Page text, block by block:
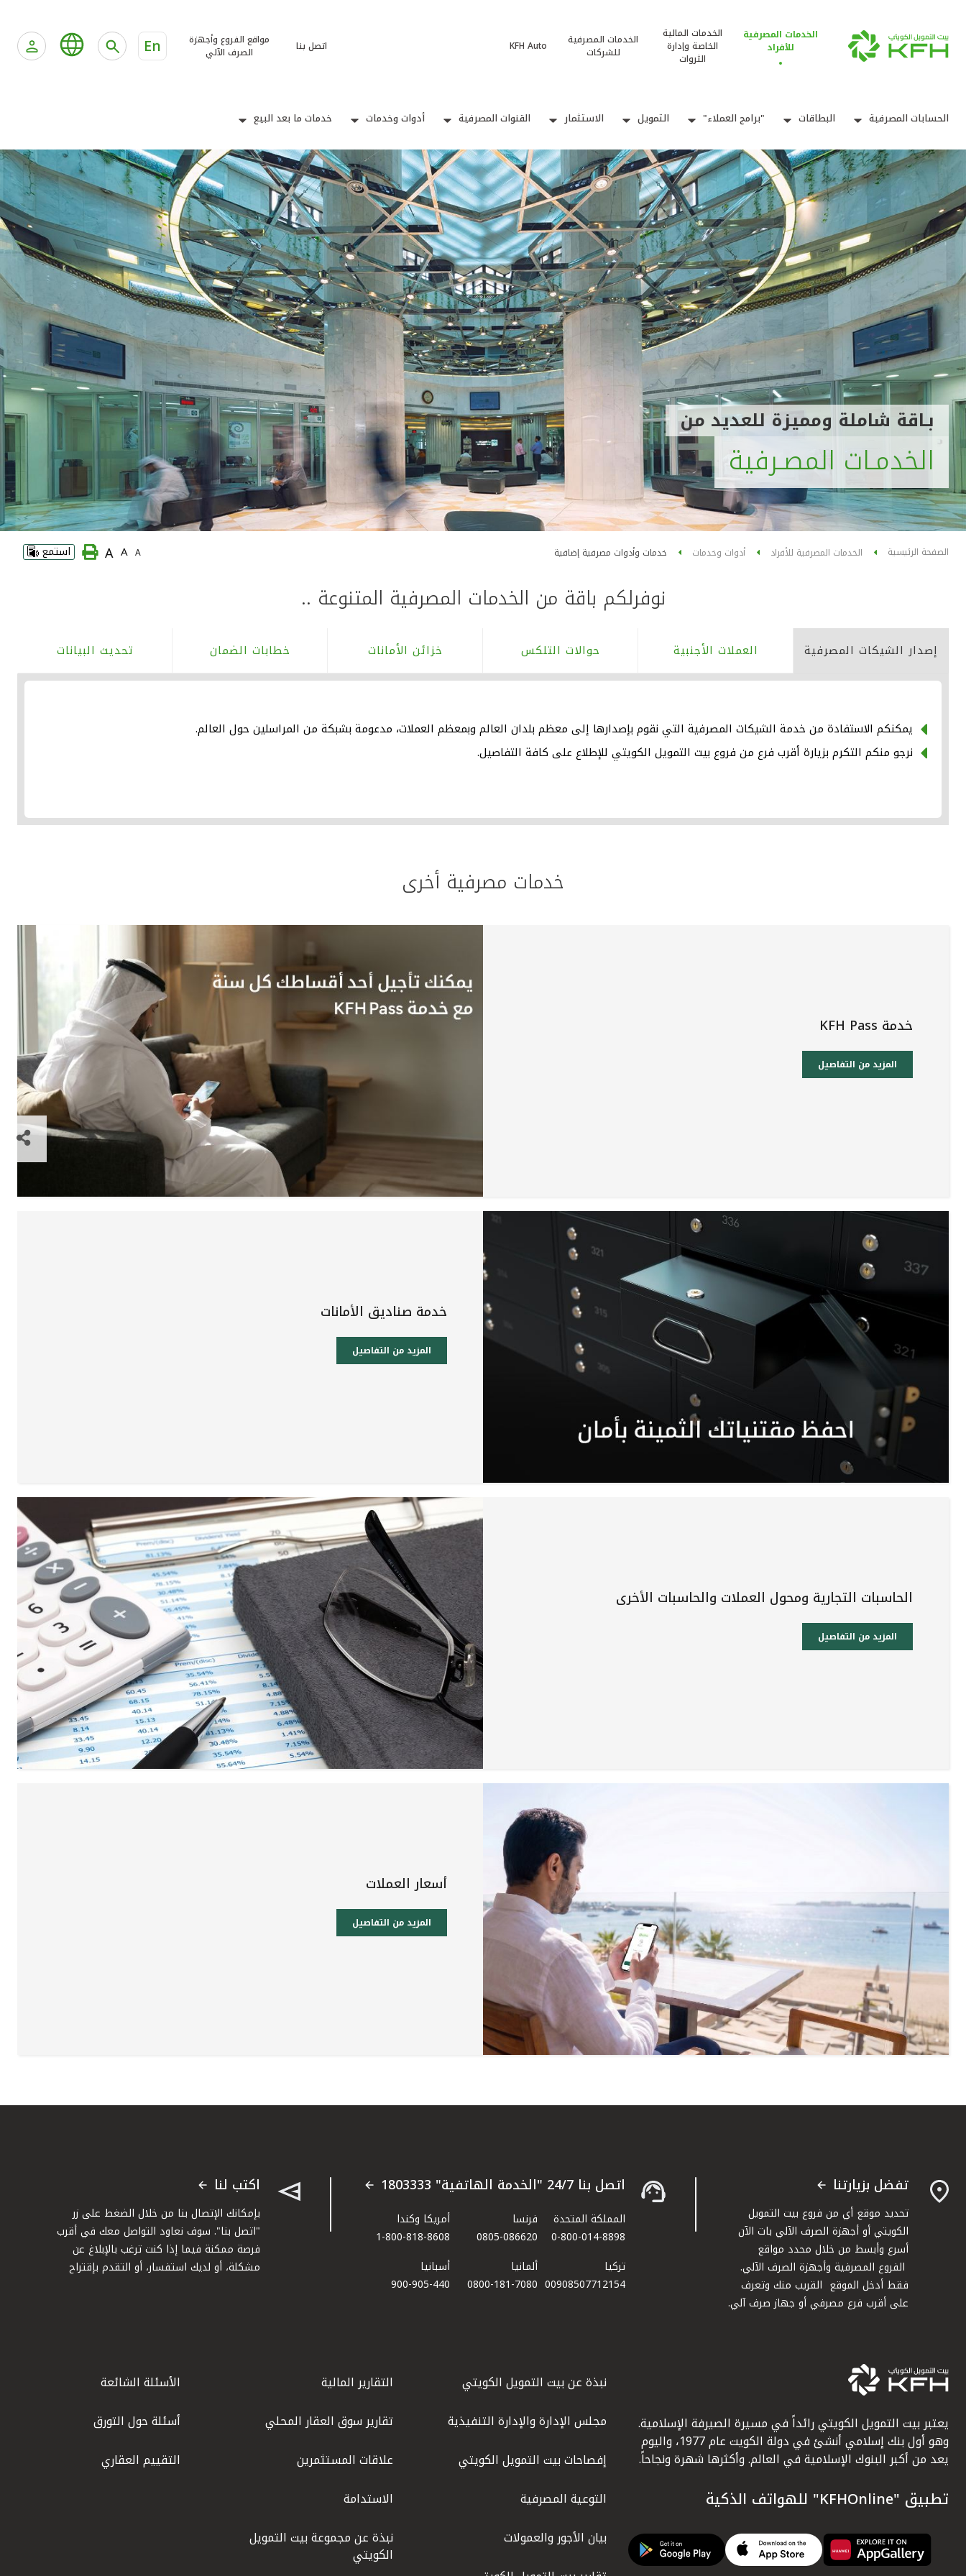
الخدمات المصرفية
للأفراد
الخدمات المالية
الخاصة وإدارة
الثروات
الخدمات المصرفية
للشركات
KFH Auto اتصل بنا
مواقع الفروع وأجهزة
الصرف الآلي
En
الحسابات المصرفية البطاقات "برامج العملاء" التمويل الاستثمار القنوات المصرفية أدوات وخدمات خدمات ما بعد البيع
بـاقة شاملة ومميزة للعديد من
الخدمـات المصـرفية
الصفحة الرئيسية الخدمات المصرفية للأفراد أدوات وخدمات خدمات وأدوات مصرفية إضافية A
A
A استمع
نوفرلكم باقة من الخدمات المصرفية المتنوعة ..
إصدار الشيكات المصرفية العملات الأجنبية حوالات التلكس خزائن الأمانات خطابات الضمان تحديث البيانات
يمكنكم الاستفادة من خدمة الشيكات المصرفية التي نقوم بإصدارها إلى معظم بلدان العالم وبمعظم العملات، مدعومة بشبكة من المراسلين حول العالم.
نرجو منكم التكرم بزيارة أقرب فرع من فروع بيت التمويل الكويتي للإطلاع على كافة التفاصيل.
خدمات مصرفية أخرى
خدمة KFH Pass
المزيد من التفاصيل
خدمة صناديق الأمانات
المزيد من التفاصيل
الحاسبات التجارية ومحول العملات والحاسبات الأخرى
المزيد من التفاصيل
أسعار العملات
المزيد من التفاصيل
تفضل بزيارتنا
تحديد موقع أي من فروع بيت التمويل
الكويتي أو أجهزة الصرف الآلي بات الآن
أسرع وأبسط من خلال محدد مواقع
الفروع المصرفية وأجهزة الصرف الآلي.
فقط أدخل الموقع القريب منك وتعرف
على أقرب فرع مصرفي أو جهاز صرف آلي.
اتصل بنا 24/7 "الخدمة الهاتفية" 1803333
المملكة المتحدة
0-800-014-8898
فرنسا
0805-086620
أمريكا وكندا
1-800-818-8608
تركيا
00908507712154​
ألمانيا
0800-181-7080
أسبانيا
900-905-440
اكتب لنا
بإمكانك الإتصال بنا من خلال الضغط على زر
"اتصل بنا". سوف نعاود التواصل معك في أقرب
فرصة ممكنة فيما إذا كنت ترغب بالإبلاغ عن
مشكلة، أو لديك استفسار، أو التقدم بإقتراح
يعتبر بيت التمويل الكويتي رائداً في مسيرة الصيرفة الإسلامية.
وهو أول بنك إسلامي أنشئ في دولة الكويت عام 1977، واليوم
يعد من أكبر البنوك الإسلامية في العالم. وأكثرها شهرة ونجاحاً.
تطبيق "KFHOnline" للهواتف الذكية
نبذة عن بيت التمويل الكويتي
مجلس الإدارة والإدارة التنفيذية
إفصاحات بيت التمويل الكويتي
التوعية المصرفية
بيان الأجور والعمولات
التقارير المالية
تقارير سوق العقار المحلي
علاقات المستثمرين
الاستدامة
نبذة عن مجموعة بيت التمويل
الكويتي
الأسئلة الشائعة
أسئلة حول التورق
التقييم العقاري